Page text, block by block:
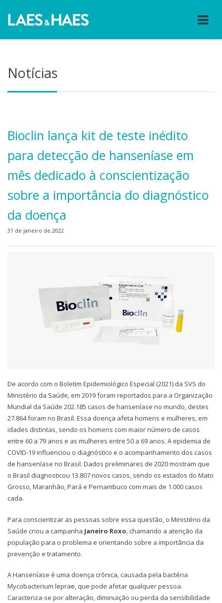
Notícias
Bioclin lança kit de teste inédito
para detecção de hanseníase em
mês dedicado à conscientização
sobre a importância do diagnóstico
da doença
31 de janeiro de 2022
De acordo com o Boletim Epidemiológico Especial (2021) da SVS do
Ministério da Saúde, em 2019 foram reportados para a Organização
Mundial da Saúde 202.185 casos de hanseníase no mundo, destes
27.864 foram no Brasil. Essa doença afeta homens e mulheres, em
idades distintas, sendo os homens com maior número de casos
entre 60 a 79 anos e as mulheres entre 50 a 69 anos. A epidemia de
COVID-19 influenciou o diagnóstico e o acompanhamento dos casos
de hanseníase no Brasil. Dados preliminares de 2020 mostram que
o Brasil diagnosticou 13.807 novos casos, sendo os estados do Mato
Grosso, Maranhão, Pará e Pernambuco com mais de 1.000 casos
cada.
Para conscientizar as pessoas sobre essa questão, o Ministério da
Saúde criou a campanha Janeiro Roxo, chamando a atenção da
população para o problema e orientando sobre a importância da
prevenção e tratamento.
A Hanseníase é uma doença crônica, causada pela bactéria
Mycobacterium leprae, que pode afetar qualquer pessoa.
Caracteriza-se por alteração, diminuição ou perda da sensibilidade